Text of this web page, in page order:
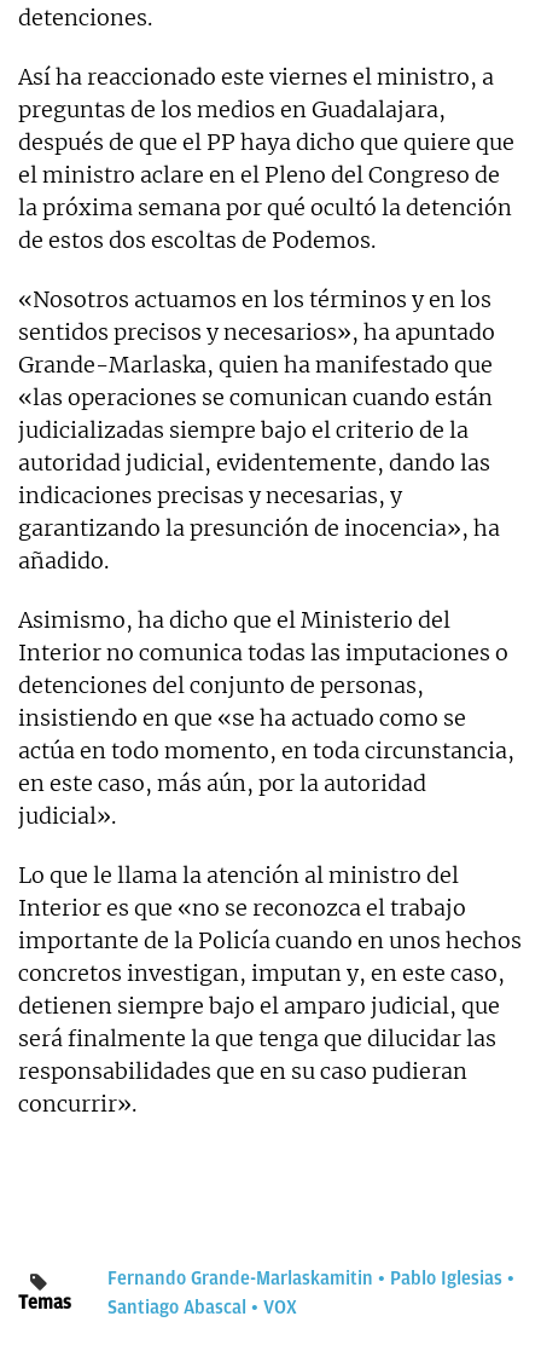
detenciones.
Así ha reaccionado este viernes el ministro, a
preguntas de los medios en Guadalajara,
después de que el PP haya dicho que quiere que
el ministro aclare en el Pleno del Congreso de
la próxima semana por qué ocultó la detención
de estos dos escoltas de Podemos.
«Nosotros actuamos en los términos y en los
sentidos precisos y necesarios», ha apuntado
Grande-Marlaska, quien ha manifestado que
«las operaciones se comunican cuando están
judicializadas siempre bajo el criterio de la
autoridad judicial, evidentemente, dando las
indicaciones precisas y necesarias, y
garantizando la presunción de inocencia», ha
añadido.
Asimismo, ha dicho que el Ministerio del
Interior no comunica todas las imputaciones o
detenciones del conjunto de personas,
insistiendo en que «se ha actuado como se
actúa en todo momento, en toda circunstancia,
en este caso, más aún, por la autoridad
judicial».
Lo que le llama la atención al ministro del
Interior es que «no se reconozca el trabajo
importante de la Policía cuando en unos hechos
concretos investigan, imputan y, en este caso,
detienen siempre bajo el amparo judicial, que
será finalmente la que tenga que dilucidar las
responsabilidades que en su caso pudieran
concurrir».
Temas
Fernando Grande-Marlaskamitin
Pablo Iglesias
Santiago Abascal
VOX